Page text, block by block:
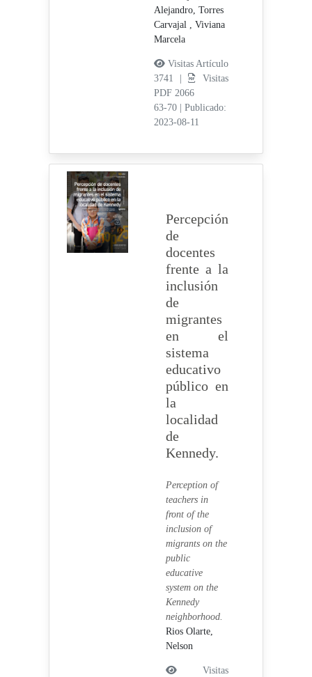
Alejandro, Torres
Carvajal , Viviana
Marcela
Visitas Artículo
3741 |
Visitas
PDF 2066
63-70
Publicado:
2023-08-11
Percepción
de
docentes
frente a la
inclusión
de
migrantes
en el
sistema
educativo
público en
la
localidad
de
Kennedy.
Perception of
teachers in
front of the
inclusion of
migrants on the
public
educative
system on the
Kennedy
neighborhood.
Rios Olarte,
Nelson
Visitas